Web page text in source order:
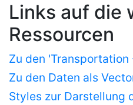
Links auf die
Ressourcen
Zu den Daten als
Styles zur Darstellung